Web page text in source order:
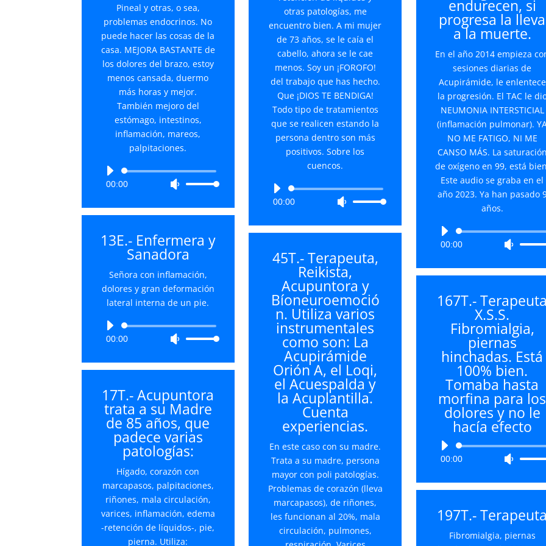
Pineal y otras, o sea,
problemas endocrinos. No
puede hacer las cosas de la
casa. MEJORA BASTANTE de
los dolores del brazo, estoy
menos cansada, duermo
más horas y mejor.
También mejoro del
estómago, intestinos,
inflamación, mareos,
palpitaciones.
Reproductor
00:00
Utiliza
flecha
arriba/abajo
disminuir
el
volumen.
13E.- Enfermera y
Sanadora
Señora con inflamación,
dolores y gran deformación
lateral interna de un pie.
Reproductor
00:00
Utiliza
flecha
arriba/abajo
para
aumentar
o
17T.- Acupuntora
trata a su Madre
de 85 años, que
padece varias
patologías:
Hígado, corazón con
marcapasos, palpitaciones,
riñones, mala circulación,
varices, inflamación, edema
-retención de líquidos-, pie,
pierna. Utiliza:
otras patologías, me
encuentro bien. A mi mujer
de 73 años, se le caía el
cabello, ahora se le cae
menos. Soy un ¡FOROFO!
del trabajo que has hecho.
Que ¡DIOS TE BENDIGA!
Todo tipo de tratamientos
que se realicen estando la
persona dentro son más
positivos. Sobre los
cuencos.
Reproductor
00:00
Utiliza
flecha
para
aumentar
o
disminuir
el
volumen.
45T.- Terapeuta,
Reikista,
Acupuntora y
Bíoneuroemoció
n. Utiliza varios
instrumentales
como son: La
Acupirámide
Orión A, el Loqi,
el Acuespalda y
la Acuplantilla.
Cuenta
experiencias.
En este caso con su madre.
Trata a su madre, persona
mayor con poli patologías.
Problemas de corazón (lleva
marcapasos), de riñones,
les funcionan al 20%, mala
circulación, pulmones,
endurecen, si
progresa la lleva
a la muerte.
En el año 2014 empieza
sesiones diarias de
Acupirámide, le enlentece
la progresión. El TAC le
NEUMONIA INTERSTICIAL
(inflamación pulmonar).
NO ME FATIGO, NI ME
CANSO MÁS. La saturación
de oxígeno en 99, está
Este audio se graba en el
año 2023. Ya han pasado
años.
Reproductor
00:00
Utiliza
flecha
para
o
disminuir
el
volumen.
167T.- Terapeuta
X.S.S.
Fibromialgia,
piernas
hinchadas. Está
100% bien.
Tomaba hasta
morfina para los
dolores y no le
hacía efecto
Reproductor
00:00
Utiliza
flecha
197T.- Terapeuta
Fibromialgia, piernas